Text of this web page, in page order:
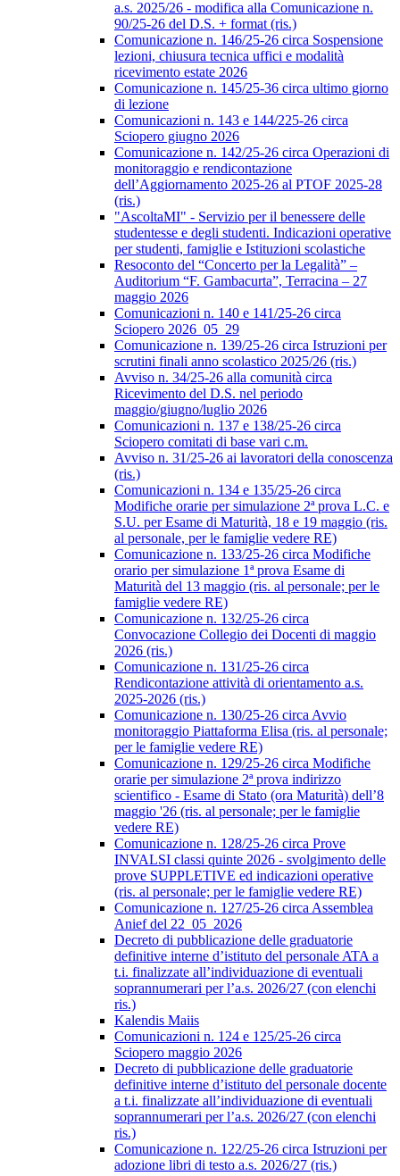
a.s. 2025/26 - modifica alla Comunicazione n.
90/25-26 del D.S. + format (ris.)
Comunicazione n. 146/25-26 circa Sospensione
lezioni, chiusura tecnica uffici e modalità
ricevimento estate 2026
Comunicazione n. 145/25-36 circa ultimo giorno
di lezione
Comunicazioni n. 143 e 144/225-26 circa
Sciopero giugno 2026
Comunicazione n. 142/25-26 circa Operazioni di
monitoraggio e rendicontazione
dell’Aggiornamento 2025-26 al PTOF 2025-28
(ris.)
"AscoltaMI" - Servizio per il benessere delle
studentesse e degli studenti. Indicazioni operative
per studenti, famiglie e Istituzioni scolastiche
Resoconto del “Concerto per la Legalità” –
Auditorium “F. Gambacurta”, Terracina – 27
maggio 2026
Comunicazioni n. 140 e 141/25-26 circa
Sciopero 2026_05_29
Comunicazione n. 139/25-26 circa Istruzioni per
scrutini finali anno scolastico 2025/26 (ris.)
Avviso n. 34/25-26 alla comunità circa
Ricevimento del D.S. nel periodo
maggio/giugno/luglio 2026
Comunicazioni n. 137 e 138/25-26 circa
Sciopero comitati di base vari c.m.
Avviso n. 31/25-26 ai lavoratori della conoscenza
(ris.)
Comunicazioni n. 134 e 135/25-26 circa
Modifiche orarie per simulazione 2ª prova L.C. e
S.U. per Esame di Maturità, 18 e 19 maggio (ris.
al personale, per le famiglie vedere RE)
Comunicazione n. 133/25-26 circa Modifiche
orario per simulazione 1ª prova Esame di
Maturità del 13 maggio (ris. al personale; per le
famiglie vedere RE)
Comunicazione n. 132/25-26 circa
Convocazione Collegio dei Docenti di maggio
2026 (ris.)
Comunicazione n. 131/25-26 circa
Rendicontazione attività di orientamento a.s.
2025-2026 (ris.)
Comunicazione n. 130/25-26 circa Avvio
monitoraggio Piattaforma Elisa (ris. al personale;
per le famiglie vedere RE)
Comunicazione n. 129/25-26 circa Modifiche
orarie per simulazione 2ª prova indirizzo
scientifico - Esame di Stato (ora Maturità) dell’8
maggio '26 (ris. al personale; per le famiglie
vedere RE)
Comunicazione n. 128/25-26 circa Prove
INVALSI classi quinte 2026 - svolgimento delle
prove SUPPLETIVE ed indicazioni operative
(ris. al personale; per le famiglie vedere RE)
Comunicazione n. 127/25-26 circa Assemblea
Anief del 22_05_2026
Decreto di pubblicazione delle graduatorie
definitive interne d’istituto del personale ATA a
t.i. finalizzate all’individuazione di eventuali
soprannumerari per l’a.s. 2026/27 (con elenchi
ris.)
Kalendis Maiis
Comunicazioni n. 124 e 125/25-26 circa
Sciopero maggio 2026
Decreto di pubblicazione delle graduatorie
definitive interne d’istituto del personale docente
a t.i. finalizzate all’individuazione di eventuali
soprannumerari per l’a.s. 2026/27 (con elenchi
ris.)
Comunicazione n. 122/25-26 circa Istruzioni per
adozione libri di testo a.s. 2026/27 (ris.)